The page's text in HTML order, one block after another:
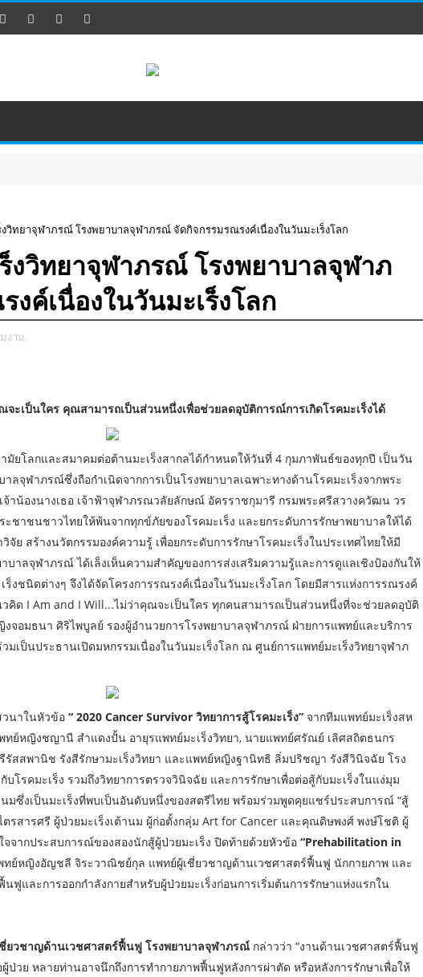
วิทยาจุฬาภรณ์ โรงพยาบาลจุฬาภรณ์ จัดกิจกรรมรณรงค์เนื่องในวันมะเร็งโลก
งวิทยาจุฬาภรณ์ โรงพยาบาลจุฬาภ
ค์เนื่องในวันมะเร็งโลก
งาม,
ะเป็นใคร คุณสามารถเป็นส่วนหนึ่งเพื่อช่วยลดอุบัติการณ์การเกิดโรคมะเร็งได้
มัยโลกและสมาคมต่อต้านมะเร็งสากลได้กำหนดให้วันที่ 4 กุมภาพันธ์ของทุกปี เป็นวัน
าลจุฬาภรณ์ซึ่งถือกำเนิดจากการเป็นโรงพยาบาลเฉพาะทางด้านโรคมะเร็งจากพระ
าน้องนางเธอ เจ้าฟ้าจุฬาภรณวลัยลักษณ์ อัครราชกุมารี กรมพระศรีสวางควัฒน วร
ชาชนชาวไทยให้พ้นจากทุกข์ภัยของโรคมะเร็ง และยกระดับการรักษาพยาบาลให้ได้
ย สร้างนวัตกรรมองค์ความรู้ เพื่อยกระดับการรักษาโรคมะเร็งในประเทศไทยให้มี
าลจุฬาภรณ์ ได้เล็งเห็นความสำคัญของการส่งเสริมความรู้และการดูแลเชิงป้องกันให้
งชนิดต่างๆ จึงได้จัดโครงการรณรงค์เนื่องในวันมะเร็งโลก โดยมีสารแห่งการรณรงค์
คิด I Am and I Will...ไม่ว่าคุณจะเป็นใคร ทุกคนสามารถเป็นส่วนหนึ่งที่จะช่วยลดอุบัติ
จอมธนา ศิริไพบูลย์ รองผู้อำนวยการโรงพยาบาลจุฬาภรณ์ ฝ่ายการแพทย์และบริการ
มเป็นประธานเปิดมหกรรมเนื่องในวันมะเร็งโลก ณ ศูนย์การแพทย์มะเร็งวิทยาจุฬาภ
วนาในหัวข้อ “ 2020 Cancer Survivor วิทยาการสู้โรคมะเร็ง” จากทีมแพทย์มะเร็งสห
ย์หญิงชญานี สำแดงปั้น อายุรแพทย์มะเร็งวิทยา, นายแพทย์ศรัณย์ เลิศสถิตธนกร
รัสสพานิช รังสีรักษามะเร็งวิทยา และแพทย์หญิงฐานิทธิ ลิ่มปริชญา รังสีวินิจฉัย โรง
โรคมะเร็ง รวมถึงวิทยาการตรวจวินิจฉัย และการรักษาเพื่อต่อสู้กับมะเร็งในแง่มุม
มซึ่งเป็นมะเร็งที่พบเป็นอันดับหนึ่งของสตรีไทย พร้อมร่วมพูดคุยแชร์ประสบการณ์ “สู้
ตรสารศรี ผู้ป่วยมะเร็งเต้านม ผู้ก่อตั้งกลุ่ม Art for Cancer และคุณดิษพงศ์ พงษ์โชติ ผู้
จจากประสบการณ์ของสองนักสู้ผู้ป่วยมะเร็ง ปิดท้ายด้วยหัวข้อ “Prehabilitation in
ทย์หญิงอัญชลี จิระวาณิชย์กุล แพทย์ผู้เชี่ยวชาญด้านเวชศาสตร์ฟื้นฟู นักกายภาพ และ
และการออกกำลังกายสำหรับผู้ป่วยมะเร็งก่อนการเริ่มต้นการรักษาแห่งแรกใน
วชาญด้านเวชศาสตร์ฟื้นฟู โรงพยาบาลจุฬาภรณ์ กล่าวว่า “งานด้านเวชศาสตร์ฟื้นฟู
วย หลายท่านอาจนึกถึงการทำกายภาพฟื้นฟูหลังการผ่าตัด หรือหลังการรักษาเพื่อให้